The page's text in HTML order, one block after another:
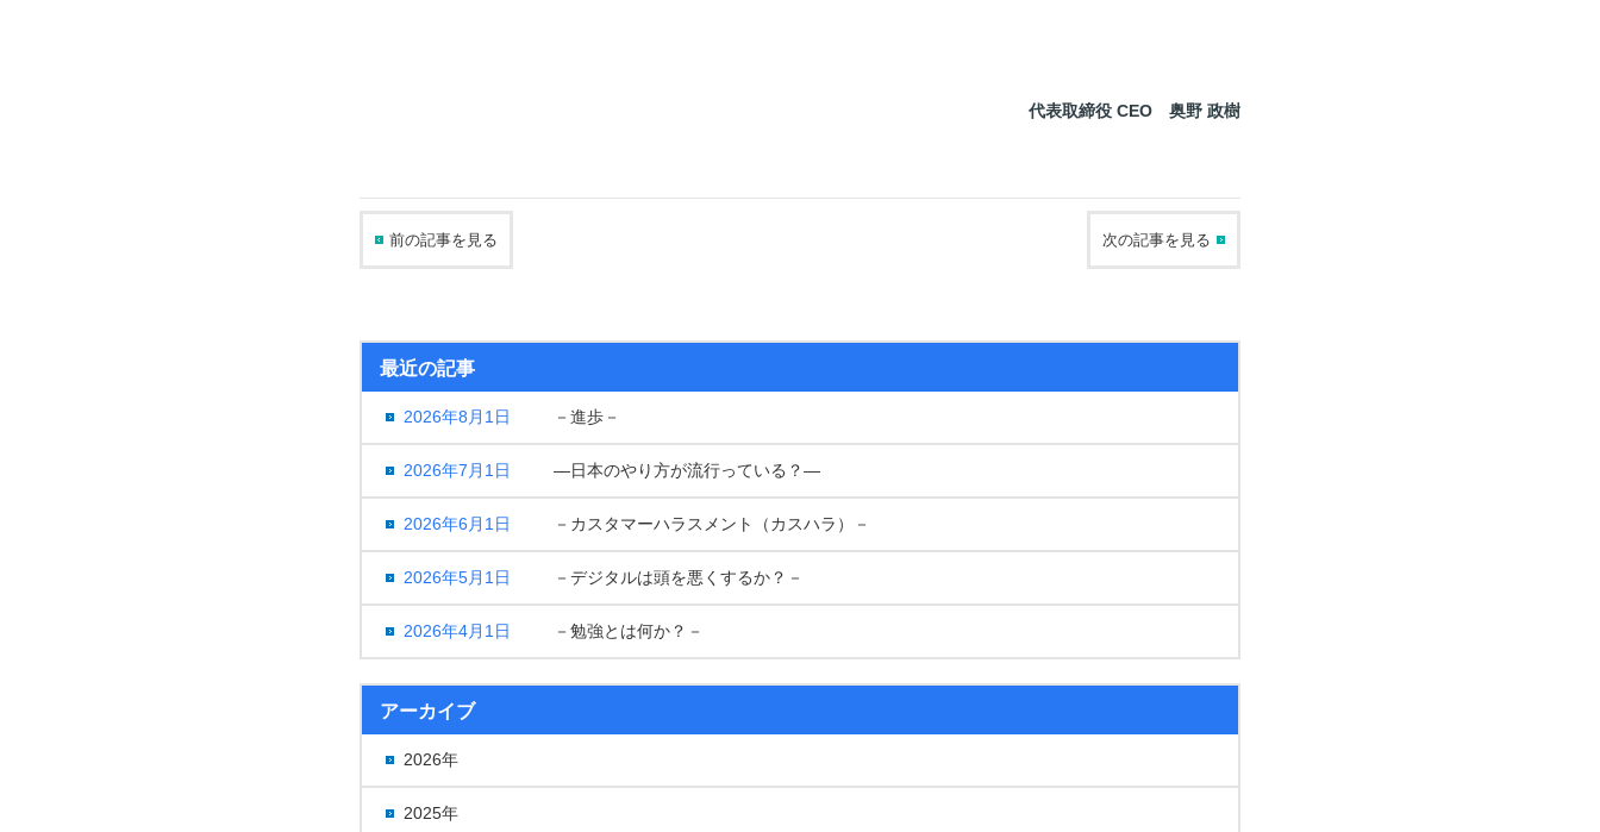
代表取締役 CEO 奥野 政樹
前の記事を見る 次の記事を見る
最近の記事
2026年8月1日 －進歩－
2026年7月1日 ―日本のやり方が流行っている？―
2026年6月1日 －カスタマーハラスメント（カスハラ）－
2026年5月1日 －デジタルは頭を悪くするか？－
2026年4月1日 －勉強とは何か？－
アーカイブ
2026年
2025年